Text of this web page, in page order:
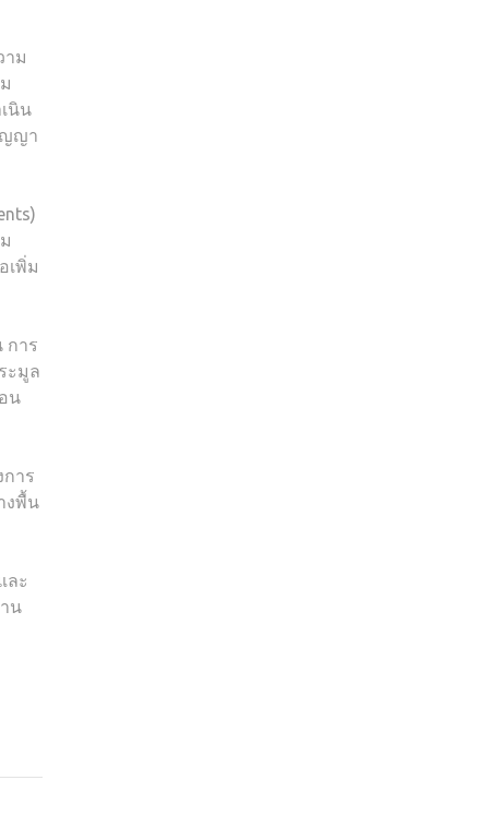
าม
นิน
ญญา
เพิ่ม
การ
ะมูล
น
าร
งพื้น
ละ
น